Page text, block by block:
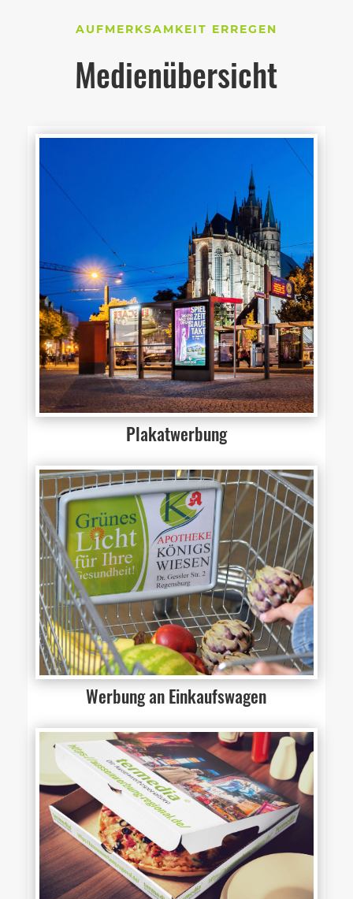
AUFMERKSAMKEIT ERREGEN
Medienübersicht
Plakatwerbung
Werbung an Einkaufswagen